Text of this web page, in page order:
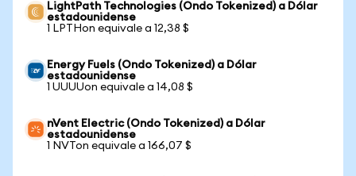
LightPath Technologies (Ondo Tokenized) a Dólar
estadounidense
1 LPTHon equivale a 12,38 $
Energy Fuels (Ondo Tokenized) a Dólar
estadounidense
1 UUUUon equivale a 14,08 $
nVent Electric (Ondo Tokenized) a Dólar
estadounidense
1 NVTon equivale a 166,07 $